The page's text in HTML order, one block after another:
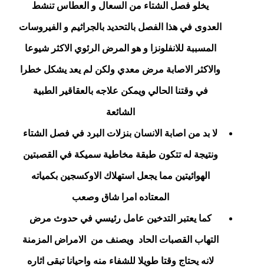
يخلو فصل الشتاء من السعال و العطاس تنشط
العدوى في هذا الفصل بالتحديد بالجراثيم و الفيروسات
المسببة للانفلونزا و هو المرض الرئوي الاكثر شيوعا
والاكثر الاصابة مرض معدي ولكن لم يعد يشكل خطرا
في وقتنا الحالي ويمكن علاجه بالعقاقير الطبية
الشائعة
لا بد من اصابة الانسان بنزلات البرد في فصل الشتاء
ونتيجة له تتكون طبقة مخاطية سميكة في القصبتين
الهوائيتين مما يجعل استهلاك الاوكسجين بكمياته
المعتاده امرا شاق وصعب
كما يعتبر التدخين عامل رئيسي في حدوث مرض
التهاب القصبات الحاد ويصنف من الامراض المزمنة
لانه يحتاج وقتا طويلا للشفاء منه واحيانا تبقى اثاره